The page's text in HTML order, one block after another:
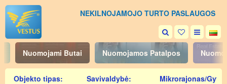
NEKILNOJAMOJO TURTO PASLAUGOS
Nuomojami Butai Nuomojamos Patalpos
Objekto tipas:
Savivaldybė:
Mikrorajonas/Gyv.: